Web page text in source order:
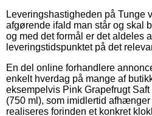
Leveringshastigheden på Tunge
afgørende ifald man står og skal
og med det formål er det aldeles
leveringstidspunktet på det
En del online forhandlere
enkelt hverdag på mange af
eksempelvis Pink Grapefrugt
(750 ml), som imidlertid
realiseres forinden et konkret